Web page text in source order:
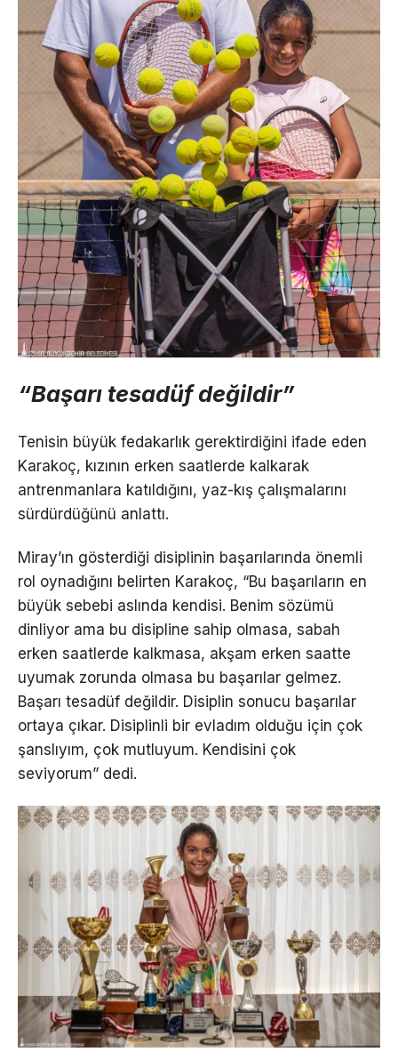
“Başarı tesadüf değildir”
Tenisin büyük fedakarlık gerektirdiğini ifade eden
Karakoç, kızının erken saatlerde kalkarak
antrenmanlara katıldığını, yaz-kış çalışmalarını
sürdürdüğünü anlattı.
Miray’ın gösterdiği disiplinin başarılarında önemli
rol oynadığını belirten Karakoç, “Bu başarıların en
büyük sebebi aslında kendisi. Benim sözümü
dinliyor ama bu disipline sahip olmasa, sabah
erken saatlerde kalkmasa, akşam erken saatte
uyumak zorunda olmasa bu başarılar gelmez.
Başarı tesadüf değildir. Disiplin sonucu başarılar
ortaya çıkar. Disiplinli bir evladım olduğu için çok
şanslıyım, çok mutluyum. Kendisini çok
seviyorum” dedi.